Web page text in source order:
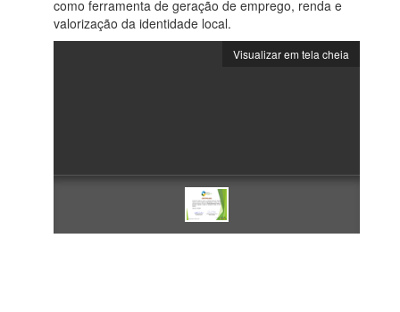
como ferramenta de geração de emprego, renda e
valorização da identidade local.
Visualizar em tela cheia